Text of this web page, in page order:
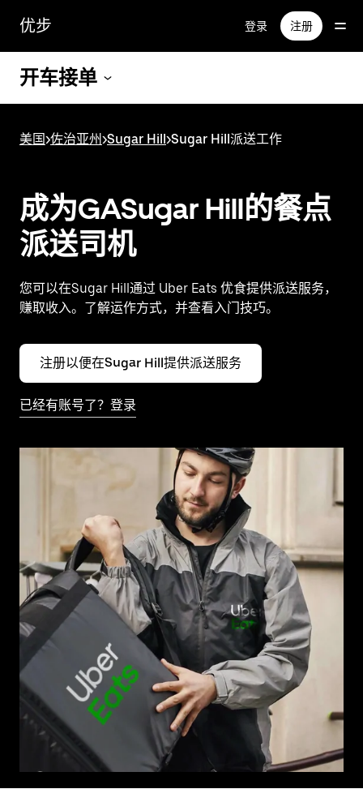
容
优步 登录 注册
开车接单
美国>佐治亚州>Sugar Hill>Sugar Hill派送工作
成为GASugar Hill的餐点
派送司机
您可以在Sugar Hill通过 Uber Eats 优食提供派送服务，
赚取收入。了解运作方式，并查看入门技巧。
注册以便在Sugar Hill提供派送服务
已经有账号了？登录